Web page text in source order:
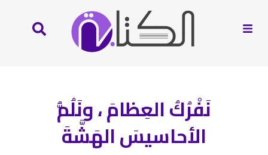
نَفْرُكُ العِظامَ ، ونَلُمُّ
الأحاسيسَ الهَشَّةَ